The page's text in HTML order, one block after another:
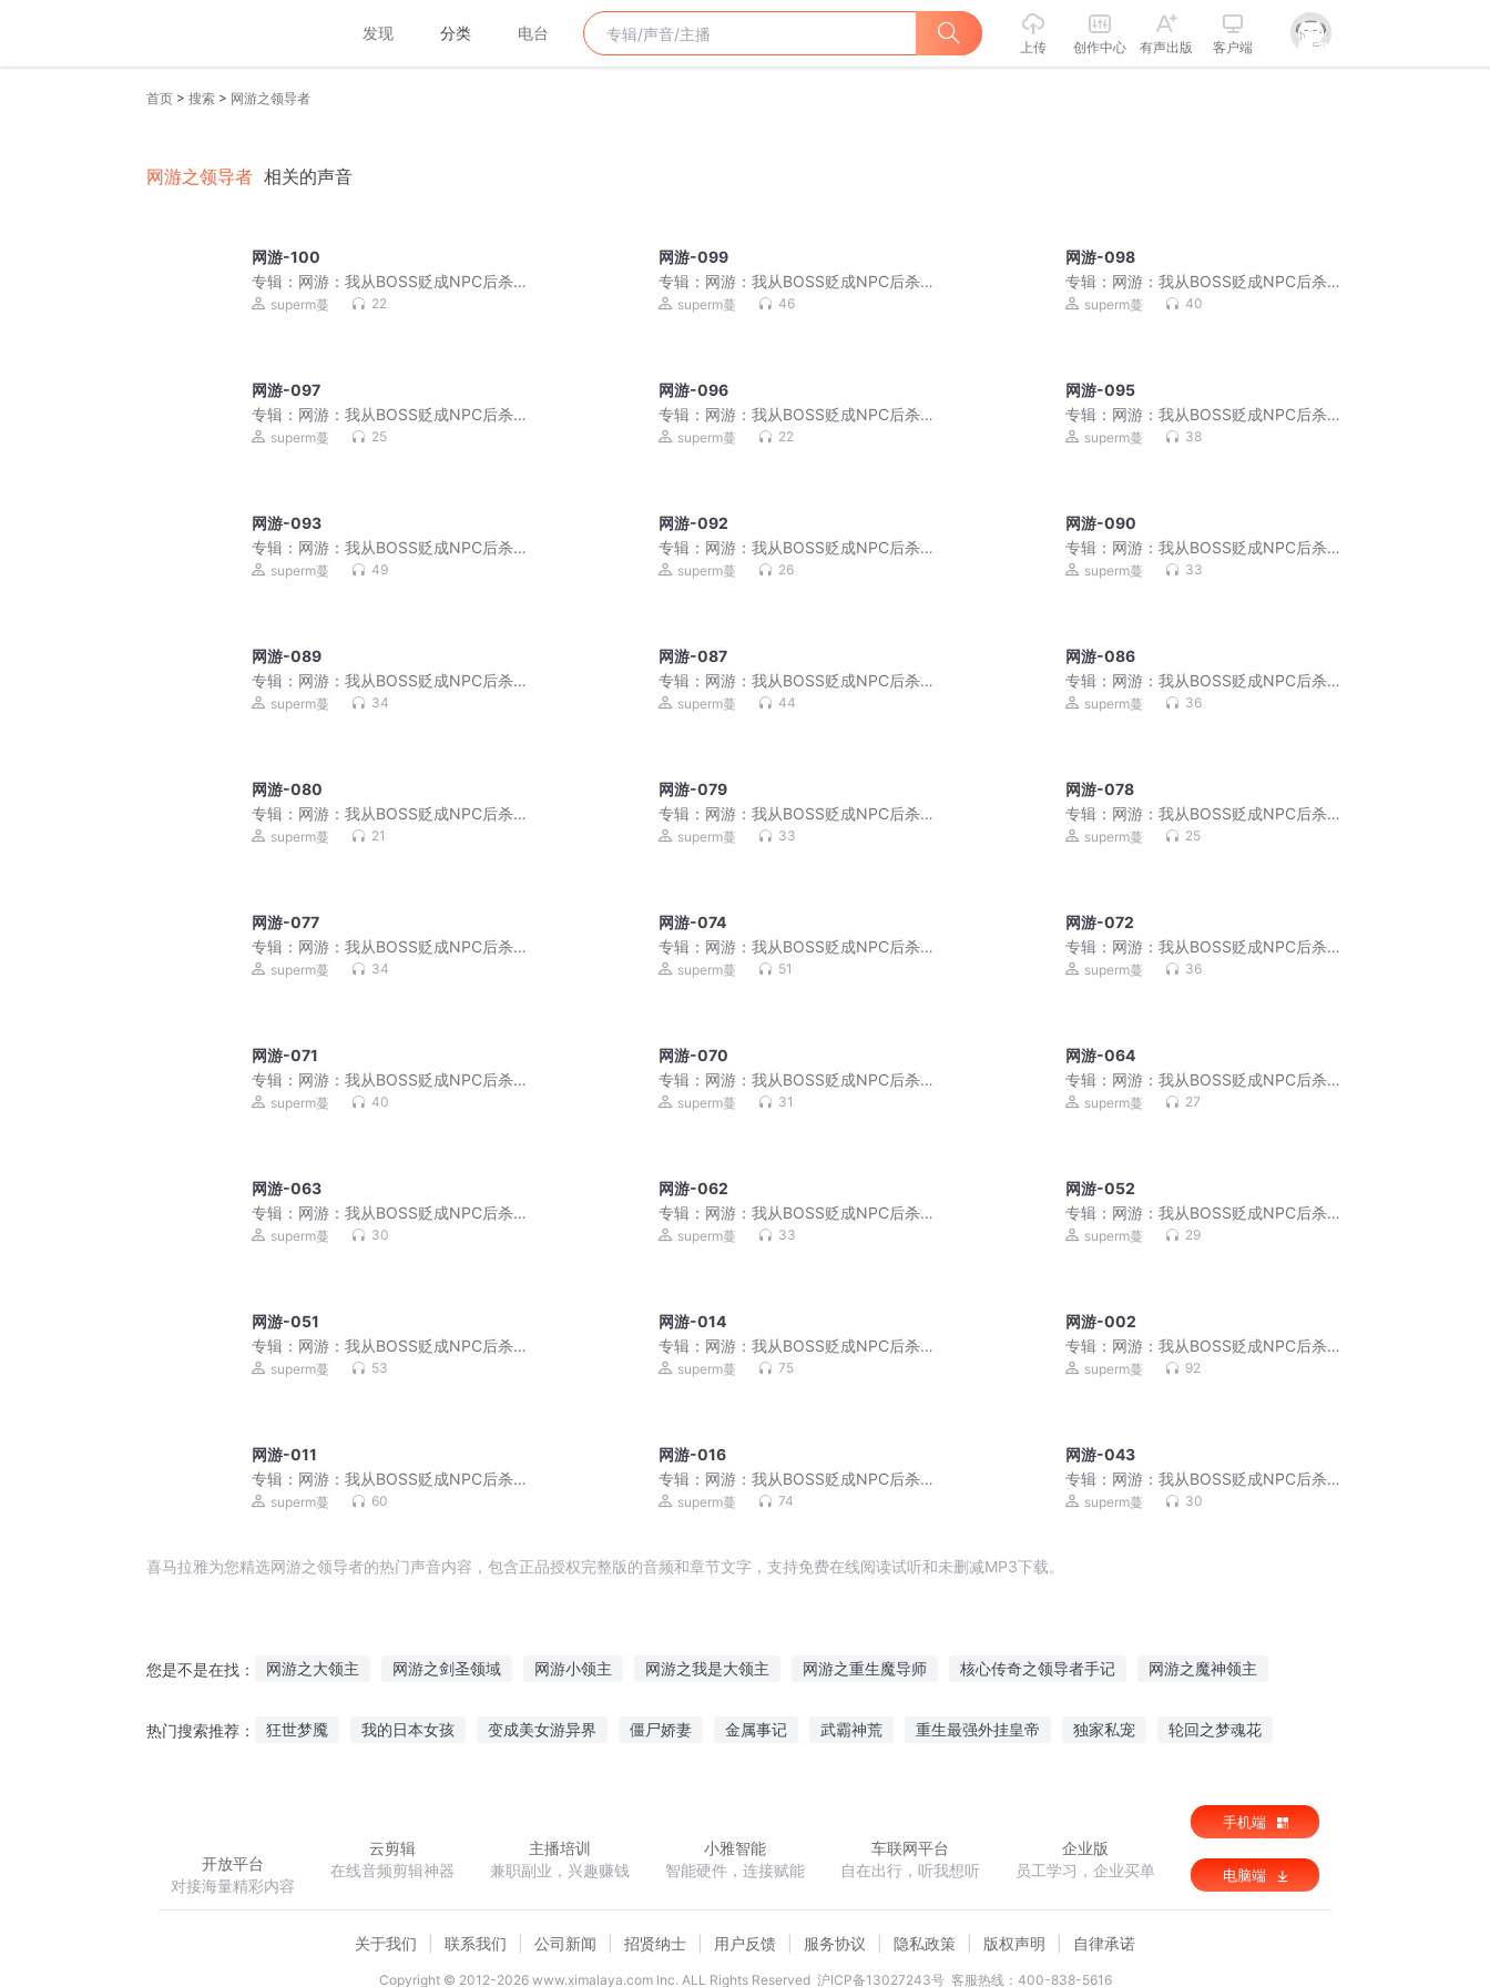
发现 分类 电台
上传 创作中心 有声出版 客户端
首页 > 搜索 > 网游之领导者
网游之领导者 相关的声音
网游-100
专辑： 网游：我从BOSS贬成NPC后杀穿
了！|破局即封神
superm蔓 22
网游-099
专辑： 网游：我从BOSS贬成NPC后杀穿
了！|破局即封神
superm蔓 46
网游-098
专辑： 网游：我从BOSS贬成NPC后杀穿
了！|破局即封神
superm蔓 40
网游-097
专辑： 网游：我从BOSS贬成NPC后杀穿
了！|破局即封神
superm蔓 25
网游-096
专辑： 网游：我从BOSS贬成NPC后杀穿
了！|破局即封神
superm蔓 22
网游-095
专辑： 网游：我从BOSS贬成NPC后杀穿
了！|破局即封神
superm蔓 38
网游-093
专辑： 网游：我从BOSS贬成NPC后杀穿
了！|破局即封神
superm蔓 49
网游-092
专辑： 网游：我从BOSS贬成NPC后杀穿
了！|破局即封神
superm蔓 26
网游-090
专辑： 网游：我从BOSS贬成NPC后杀穿
了！|破局即封神
superm蔓 33
网游-089
专辑： 网游：我从BOSS贬成NPC后杀穿
了！|破局即封神
superm蔓 34
网游-087
专辑： 网游：我从BOSS贬成NPC后杀穿
了！|破局即封神
superm蔓 44
网游-086
专辑： 网游：我从BOSS贬成NPC后杀穿
了！|破局即封神
superm蔓 36
网游-080
专辑： 网游：我从BOSS贬成NPC后杀穿
了！|破局即封神
superm蔓 21
网游-079
专辑： 网游：我从BOSS贬成NPC后杀穿
了！|破局即封神
superm蔓 33
网游-078
专辑： 网游：我从BOSS贬成NPC后杀穿
了！|破局即封神
superm蔓 25
网游-077
专辑： 网游：我从BOSS贬成NPC后杀穿
了！|破局即封神
superm蔓 34
网游-074
专辑： 网游：我从BOSS贬成NPC后杀穿
了！|破局即封神
superm蔓 51
网游-072
专辑： 网游：我从BOSS贬成NPC后杀穿
了！|破局即封神
superm蔓 36
网游-071
专辑： 网游：我从BOSS贬成NPC后杀穿
了！|破局即封神
superm蔓 40
网游-070
专辑： 网游：我从BOSS贬成NPC后杀穿
了！|破局即封神
superm蔓 31
网游-064
专辑： 网游：我从BOSS贬成NPC后杀穿
了！|破局即封神
superm蔓 27
网游-063
专辑： 网游：我从BOSS贬成NPC后杀穿
了！|破局即封神
superm蔓 30
网游-062
专辑： 网游：我从BOSS贬成NPC后杀穿
了！|破局即封神
superm蔓 33
网游-052
专辑： 网游：我从BOSS贬成NPC后杀穿
了！|破局即封神
superm蔓 29
网游-051
专辑： 网游：我从BOSS贬成NPC后杀穿
了！|破局即封神
superm蔓 53
网游-014
专辑： 网游：我从BOSS贬成NPC后杀穿
了！|破局即封神
superm蔓 75
网游-002
专辑： 网游：我从BOSS贬成NPC后杀穿
了！|破局即封神
superm蔓 92
网游-011
专辑： 网游：我从BOSS贬成NPC后杀穿
了！|破局即封神
superm蔓 60
网游-016
专辑： 网游：我从BOSS贬成NPC后杀穿
了！|破局即封神
superm蔓 74
网游-043
专辑： 网游：我从BOSS贬成NPC后杀穿
了！|破局即封神
superm蔓 30
喜马拉雅为您精选网游之领导者的热门声音内容，包含正品授权完整版的音频和章节文字，支持免费在线阅读试听和未删减MP3下载。
您是不是在找： 网游之大领主 网游之剑圣领域 网游小领主 网游之我是大领主 网游之重生魔导师 核心传奇之领导者手记 网游之魔神领主
热门搜索推荐： 狂世梦魇 我的日本女孩 变成美女游异界 僵尸娇妻 金属事记 武霸神荒 重生最强外挂皇帝 独家私宠 轮回之梦魂花
开放平台
对接海量精彩内容
云剪辑
在线音频剪辑神器
主播培训
兼职副业，兴趣赚钱
小雅智能
智能硬件，连接赋能
车联网平台
自在出行，听我想听
企业版
员工学习，企业买单
手机端
电脑端
关于我们 联系我们 公司新闻 招贤纳士 用户反馈 服务协议 隐私政策 版权声明 自律承诺
Copyright © 2012-2026www.ximalaya.com lnc. ALL Rights Reserved 沪ICP备13027243号 客服热线：400-838-5616